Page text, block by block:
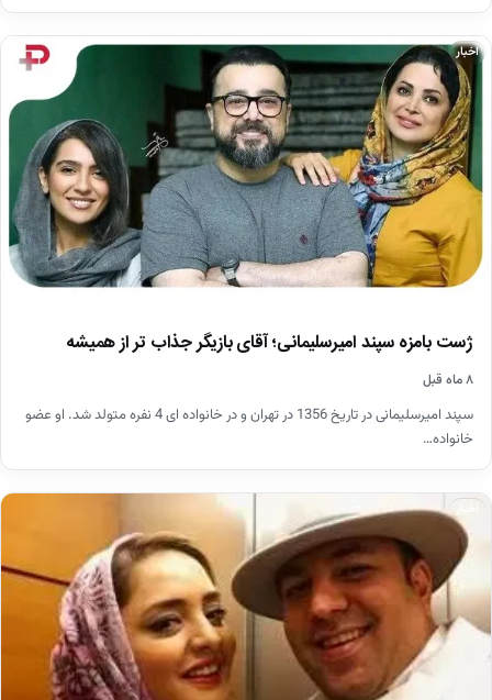
اخبار
ژست بامزه سپند امیرسلیمانی؛ آقای بازیگر جذاب تر از همیشه
۸ ماه قبل
سپند امیرسلیمانی در تاریخ 1356 در تهران و در خانواده ای 4 نفره متولد شد. او عضو
خانواده…